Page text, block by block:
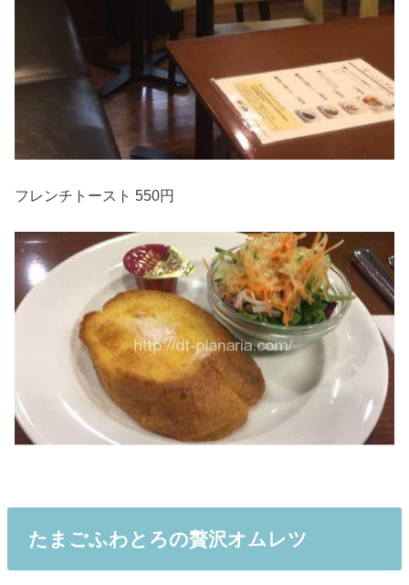
フレンチトースト 550円
たまごふわとろの贅沢オムレツ